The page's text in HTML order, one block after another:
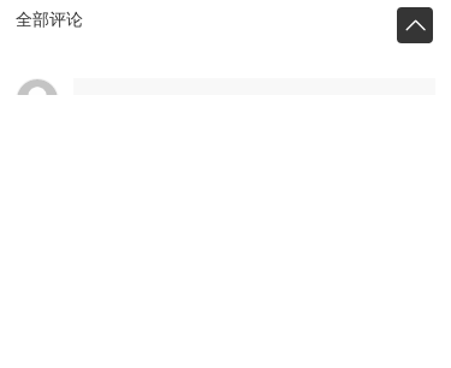
全部评论